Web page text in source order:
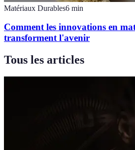
Matériaux Durables6 min
Comment les innovations en
transforment l'avenir
Tous les articles